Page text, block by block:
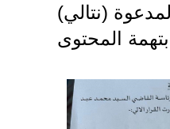
المرحلة الاعدادية
اسئلة وزارية
(نتالي)
4 أشهر بتهمة المحتوى